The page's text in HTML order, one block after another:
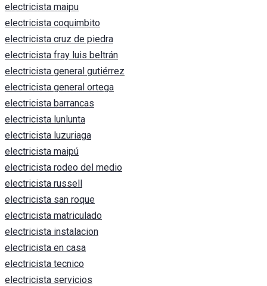
electricista maipu
electricista coquimbito
electricista cruz de piedra
electricista fray luis beltrán
electricista general gutiérrez
electricista general ortega
electricista barrancas
electricista lunlunta
electricista luzuriaga
electricista maipú
electricista rodeo del medio
electricista russell
electricista san roque
electricista matriculado
electricista instalacion
electricista en casa
electricista tecnico
electricista servicios